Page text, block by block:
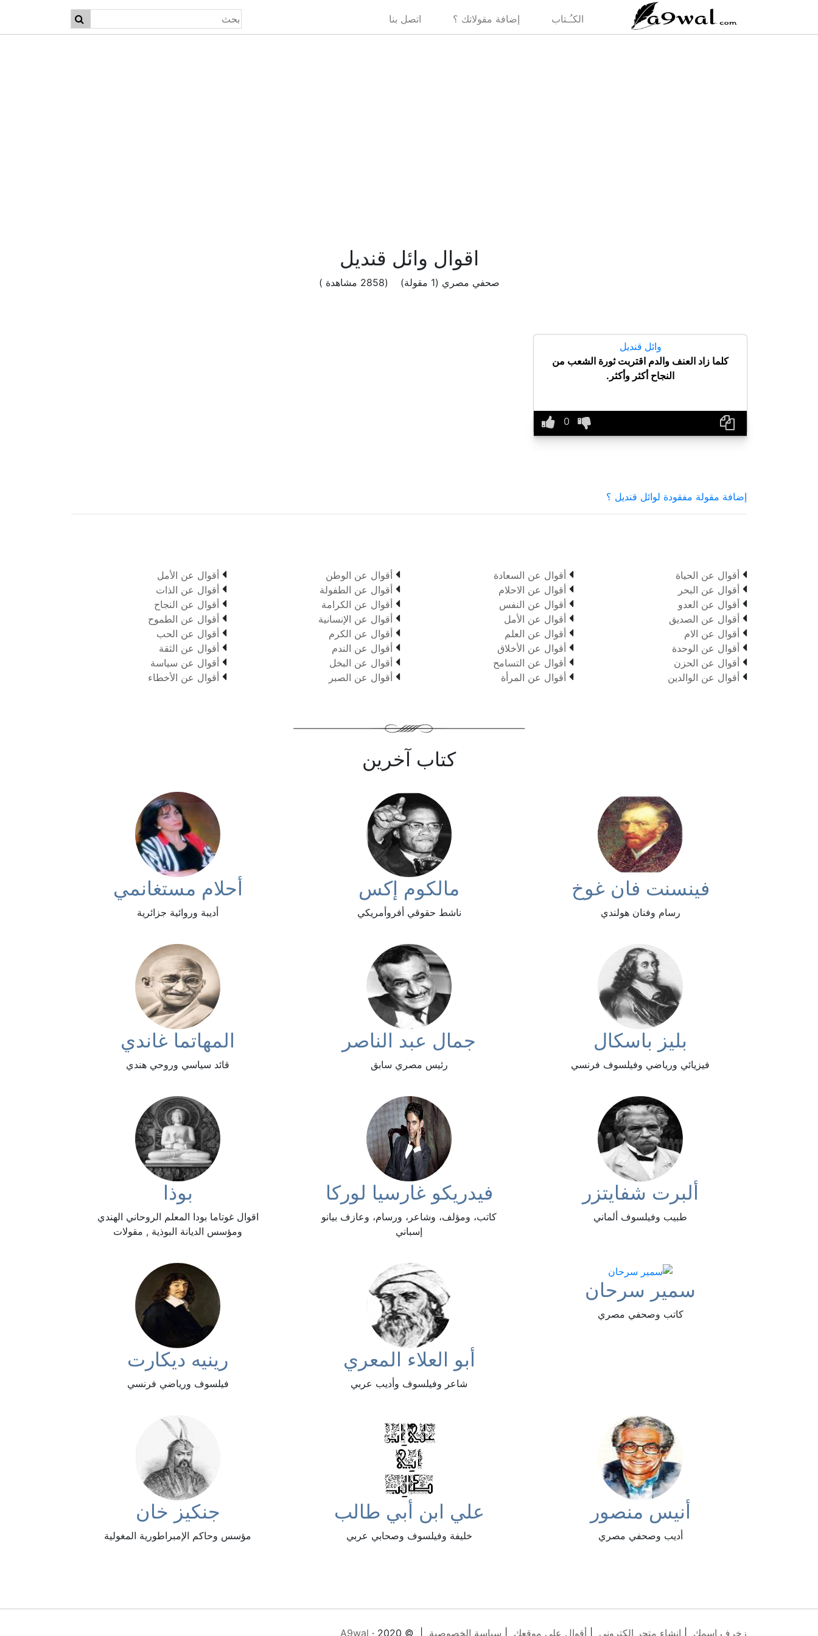
الكـُـتاب إضافة مقولاتك ؟ اتصل بنا
اقوال وائل قنديل
صحفي مصري (1 مقولة) (2858 مشاهدة )
وائل قنديل
كلما زاد العنف والدم اقتربت ثورة الشعب من
النجاح أكثر وأكثر.
إضافة مقولة مفقودة لوائل قنديل ؟
 أقوال عن الحياة
 أقوال عن البحر
 أقوال عن العدو
 أقوال عن الصديق
 أقوال عن الام
 أقوال عن الوحدة
 أقوال عن الحزن
 أقوال عن الوالدين
 أقوال عن السعادة
 أقوال عن الاحلام
 أقوال عن النفس
 أقوال عن الأمل
 أقوال عن العلم
 أقوال عن الأخلاق
 أقوال عن التسامح
 أقوال عن المرأة
 أقوال عن الوطن
 أقوال عن الطفولة
 أقوال عن الكرامة
 أقوال عن الإنسانية
 أقوال عن الكرم
 أقوال عن الندم
 أقوال عن البخل
 أقوال عن الصبر
 أقوال عن الأمل
 أقوال عن الذات
 أقوال عن النجاح
 أقوال عن الطموح
 أقوال عن الحب
 أقوال عن الثقة
 أقوال عن سياسة
 أقوال عن الأخطاء
كتاب آخرين
فينسنت فان غوخ
رسام وفنان هولندي
مالكوم إكس
ناشط حقوقي أفروأمريكي
أحلام مستغانمي
أديبة وروائية جزائرية
بليز باسكال
فيزيائي ورياضي وفيلسوف فرنسي
جمال عبد الناصر
رئيس مصري سابق
المهاتما غاندي
قائد سياسي وروحي هندي
ألبرت شفايتزر
طبيب وفيلسوف ألماني
فيدريكو غارسيا لوركا
كاتب، ومؤلف، وشاعر، ورسام، وعازف بيانو
إسباني
بوذا
اقوال غوتاما بودا المعلم الروحاني الهندي
ومؤسس الديانة البوذية , مقولات
سمير سرحان
كاتب وصحفي مصري
أبو العلاء المعري
شاعر وفيلسوف وأديب عربي
رينيه ديكارت
فيلسوف ورياضي فرنسي
أنيس منصور
أديب وصحفي مصري
علي ابن أبي طالب
خليفة وفيلسوف وصحابي عربي
جنكيز خان
مؤسس وحاكم الإمبراطورية المغولية
زخرف اسمك انشاء متجر الكتروني أقوال على موقعك سياسة الخصوصية | © 2020 ·
A9wal